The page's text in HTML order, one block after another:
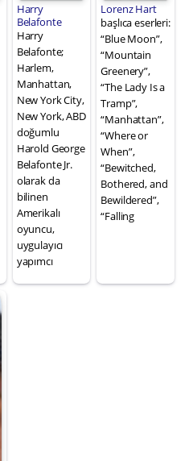
Harry
Belafonte
Harry
Belafonte;
Harlem,
Manhattan,
New York City,
New York, ABD
doğumlu
Harold George
Belafonte Jr.
olarak da
bilinen
Amerikalı
oyuncu,
uygulayıcı
yapımcı
Lorenz Hart
başlıca eserleri:
“Blue Moon”,
“Mountain
Greenery”,
“The Lady Is a
Tramp”,
“Manhattan”,
“Where or
When”,
“Bewitched,
Bothered, and
Bewildered”,
“Falling